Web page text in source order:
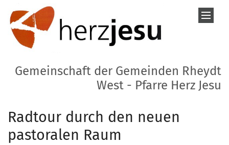
Zum Inhalt springen
Gemeinschaft der Gemeinden Rheydt
West - Pfarre Herz Jesu
Radtour durch den neuen
pastoralen Raum